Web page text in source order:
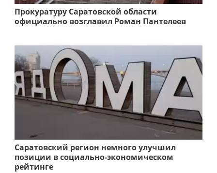
Прокуратуру Саратовской области
официально возглавил Роман Пантелеев
Саратовский регион немного улучшил
позиции в социально-экономическом
рейтинге